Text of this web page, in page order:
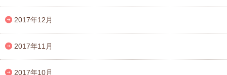
2017年12月
2017年11月
2017年10月